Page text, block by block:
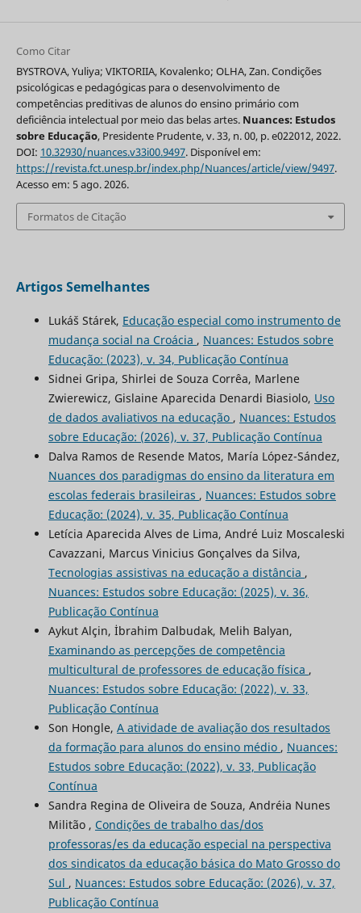
Como Citar
BYSTROVA, Yuliya; VIKTORIIA, Kovalenko; OLHA, Zan. Condições
psicológicas e pedagógicas para o desenvolvimento de
competências preditivas de alunos do ensino primário com
deficiência intelectual por meio das belas artes. Nuances: Estudos
sobre Educação, Presidente Prudente, v. 33, n. 00, p. e022012, 2022.
DOI: 10.32930/nuances.v33i00.9497. Disponível em:
https://revista.fct.unesp.br/index.php/Nuances/article/view/9497.
Acesso em: 5 ago. 2026.
Formatos de Citação
Artigos Semelhantes
Lukáš Stárek, Educação especial como instrumento de
mudança social na Croácia , Nuances: Estudos sobre
Educação: (2023), v. 34, Publicação Contínua
Sidnei Gripa, Shirlei de Souza Corrêa, Marlene
Zwierewicz, Gislaine Aparecida Denardi Biasiolo, Uso
de dados avaliativos na educação , Nuances: Estudos
sobre Educação: (2026), v. 37, Publicação Contínua
Dalva Ramos de Resende Matos, María López-Sández,
Nuances dos paradigmas do ensino da literatura em
escolas federais brasileiras , Nuances: Estudos sobre
Educação: (2024), v. 35, Publicação Contínua
Letícia Aparecida Alves de Lima, André Luiz Moscaleski
Cavazzani, Marcus Vinicius Gonçalves da Silva,
Tecnologias assistivas na educação a distância ,
Nuances: Estudos sobre Educação: (2025), v. 36,
Publicação Contínua
Aykut Alçin, İbrahim Dalbudak, Melih Balyan,
Examinando as percepções de competência
multicultural de professores de educação física ,
Nuances: Estudos sobre Educação: (2022), v. 33,
Publicação Contínua
Son Hongle, A atividade de avaliação dos resultados
da formação para alunos do ensino médio , Nuances:
Estudos sobre Educação: (2022), v. 33, Publicação
Contínua
Sandra Regina de Oliveira de Souza, Andréia Nunes
Militão , Condições de trabalho das/dos
professoras/es da educação especial na perspectiva
dos sindicatos da educação básica do Mato Grosso do
Sul , Nuances: Estudos sobre Educação: (2026), v. 37,
Publicação Contínua